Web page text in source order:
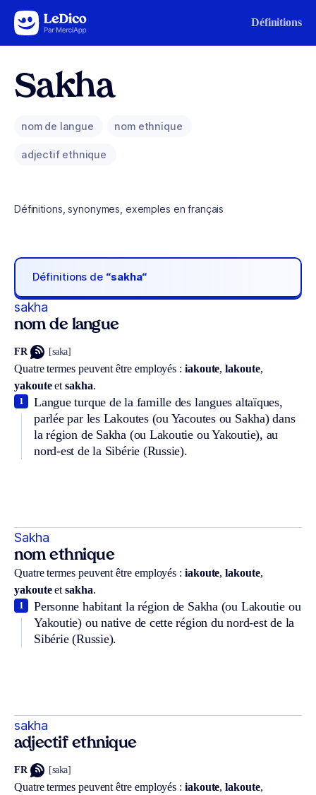
Aller au contenu Définitions
Sakha
nom de langue nom ethnique
adjectif ethnique
Définitions, synonymes, exemples en français
Définitions de “sakha“
sakha
nom de langue
FR [saka]
Quatre termes peuvent être employés : iakoute,lakoute,
yakouteetsakha.
Langue turque de la famille des langues altaïques,
parlée par les Lakoutes (ou Yacoutes ou Sakha) dans
la région de Sakha (ou Lakoutie ou Yakoutie), au
nord-est de la Sibérie (Russie).
1
Sakha
nom ethnique
Quatre termes peuvent être employés : iakoute,lakoute,
yakouteetsakha.
Personne habitant la région de Sakha (ou Lakoutie ou
Yakoutie) ou native de cette région du nord-est de la
Sibérie (Russie).
1
sakha
adjectif ethnique
FR [saka]
Quatre termes peuvent être employés : iakoute,lakoute,